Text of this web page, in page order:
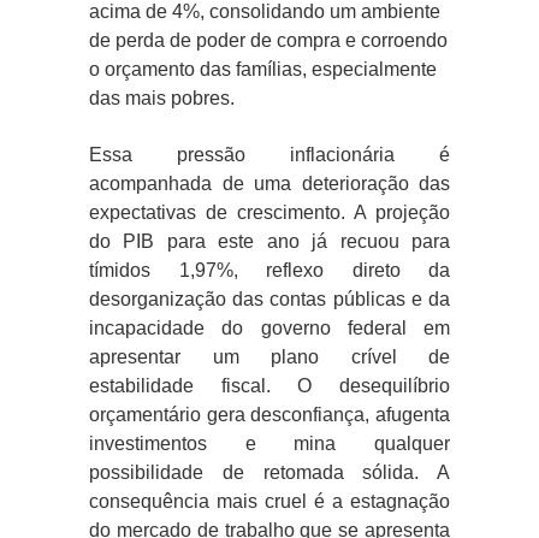
acima de 4%, consolidando um ambiente
de perda de poder de compra e corroendo
o orçamento das famílias, especialmente
das mais pobres.
Essa pressão inflacionária é
acompanhada de uma deterioração das
expectativas de crescimento. A projeção
do PIB para este ano já recuou para
tímidos 1,97%, reflexo direto da
desorganização das contas públicas e da
incapacidade do governo federal em
apresentar um plano crível de
estabilidade fiscal. O desequilíbrio
orçamentário gera desconfiança, afugenta
investimentos e mina qualquer
possibilidade de retomada sólida. A
consequência mais cruel é a estagnação
do mercado de trabalho que se apresenta